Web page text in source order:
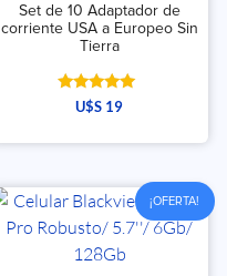
Set de 10 Adaptador de
corriente USA a Europeo Sin
Tierra
Valorado
con
de 5
U$S 19
¡OFERTA!